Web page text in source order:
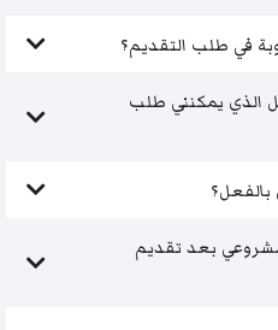
في طلب التقديم؟
الذي يمكنني طلب
بعد تقديم